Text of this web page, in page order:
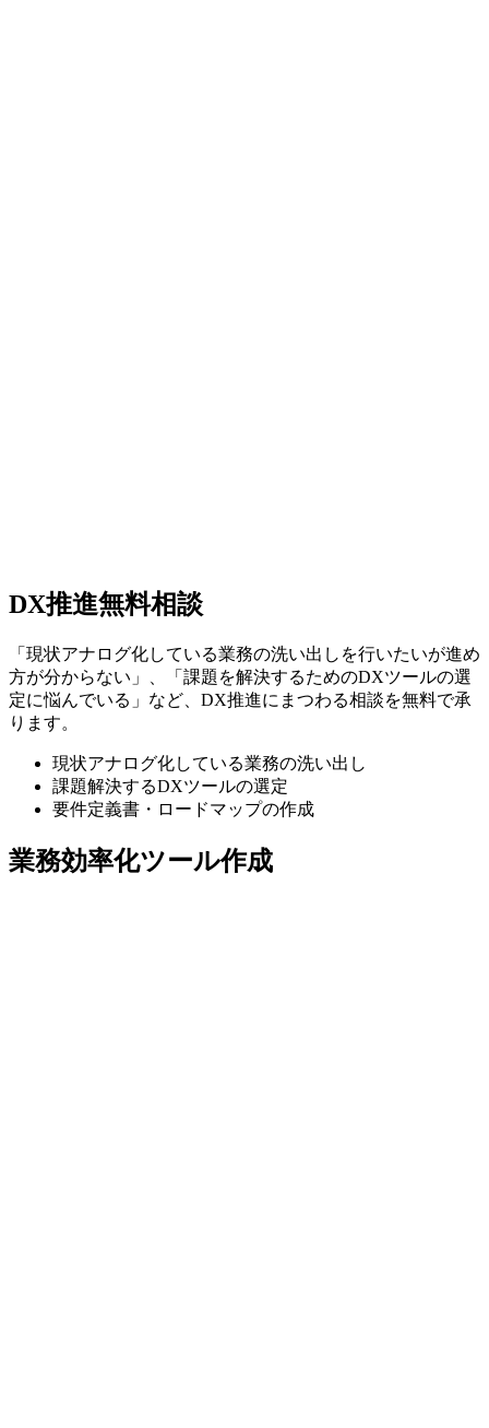
DX推進無料相談
「現状アナログ化している業務の洗い出しを行いたいが進め
方が分からない」、「課題を解決するためのDXツールの選
定に悩んでいる」など、DX推進にまつわる相談を無料で承
ります。
現状アナログ化している業務の洗い出し
課題解決するDXツールの選定
要件定義書・ロードマップの作成
業務効率化ツール作成